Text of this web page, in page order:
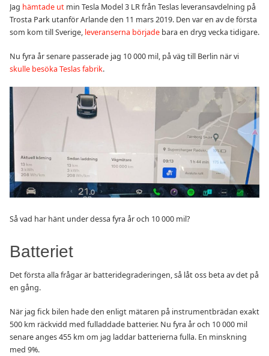
Jag hämtade ut min Tesla Model 3 LR från Teslas leveransavdelning på
Trosta Park utanför Arlande den 11 mars 2019. Den var en av de första
som kom till Sverige, leveranserna började bara en dryg vecka tidigare.
Nu fyra år senare passerade jag 10 000 mil, på väg till Berlin när vi
skulle besöka Teslas fabrik.
Så vad har hänt under dessa fyra år och 10 000 mil?
Batteriet
Det första alla frågar är batteridegraderingen, så låt oss beta av det på
en gång.
När jag fick bilen hade den enligt mätaren på instrumentbrädan exakt
500 km räckvidd med fulladdade batterier. Nu fyra år och 10 000 mil
senare anges 455 km om jag laddar batterierna fulla. En minskning
med 9%.